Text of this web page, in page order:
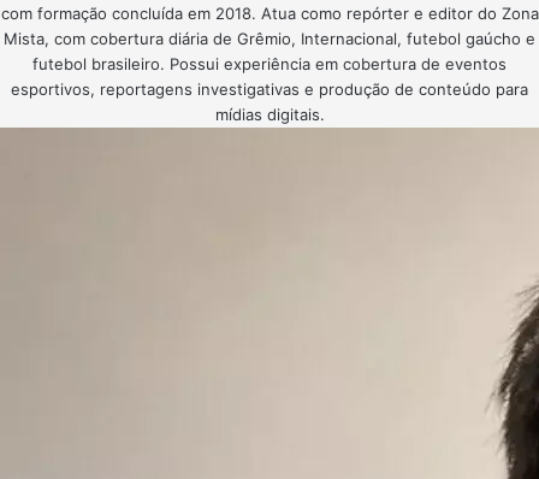
com formação concluída em 2018. Atua como repórter e editor do Zona
Mista, com cobertura diária de Grêmio, Internacional, futebol gaúcho e
futebol brasileiro. Possui experiência em cobertura de eventos
esportivos, reportagens investigativas e produção de conteúdo para
mídias digitais.